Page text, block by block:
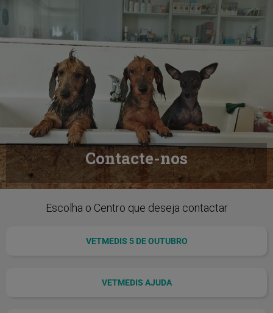
Contacte-nos
Escolha o Centro que deseja contactar
VETMEDIS 5 DE OUTUBRO
VETMEDIS AJUDA